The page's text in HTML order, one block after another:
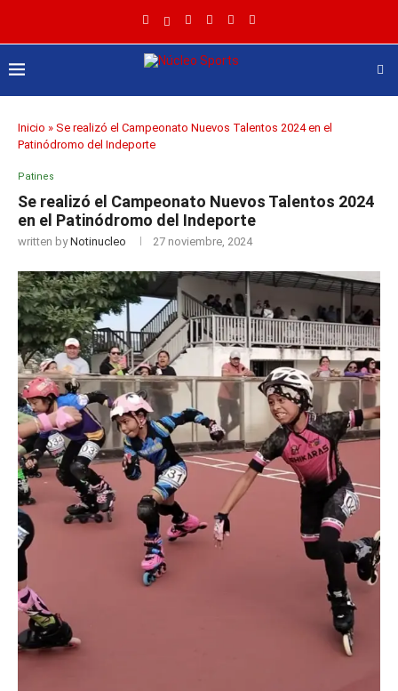
Inicio » Se realizó el Campeonato Nuevos Talentos 2024 en el
Patinódromo del Indeporte
Patines
Se realizó el Campeonato Nuevos Talentos 2024
en el Patinódromo del Indeporte
written byNotinucleo 27 noviembre, 2024